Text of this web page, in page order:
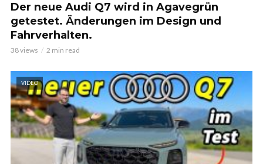
Der neue Audi Q7 wird in Agavegrün
getestet. Änderungen im Design und
Fahrverhalten.
38 views 2 min read
VIDEO